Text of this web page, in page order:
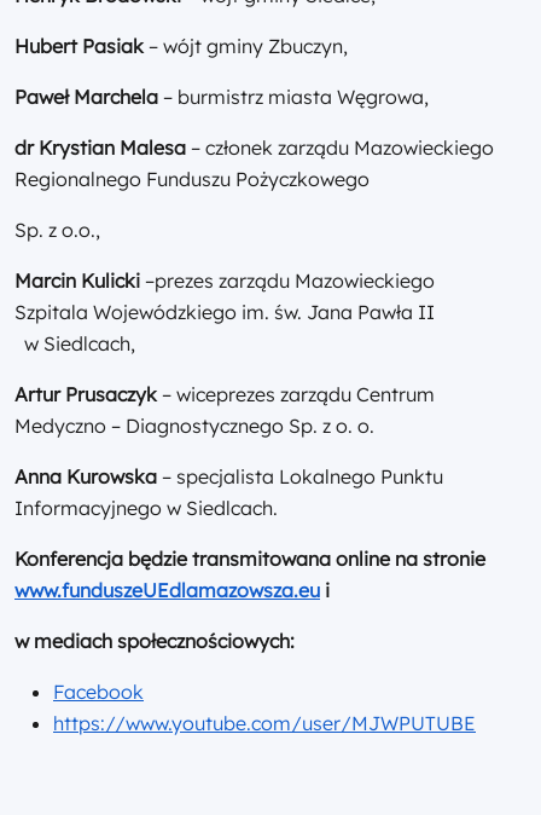
Hubert Pasiak – wójt gminy Zbuczyn,
Paweł Marchela – burmistrz miasta Węgrowa,
dr Krystian Malesa – członek zarządu Mazowieckiego
Regionalnego Funduszu Pożyczkowego
Sp. z o.o.,
Marcin Kulicki –prezes zarządu Mazowieckiego
Szpitala Wojewódzkiego im. św. Jana Pawła II
w Siedlcach,
Artur Prusaczyk – wiceprezes zarządu Centrum
Medyczno – Diagnostycznego Sp. z o. o.
Anna Kurowska – specjalista Lokalnego Punktu
Informacyjnego w Siedlcach.
Konferencja będzie transmitowana online na stronie
www.funduszeUEdlamazowsza.eu i
w mediach społecznościowych:
Facebook
https://www.youtube.com/user/MJWPUTUBE